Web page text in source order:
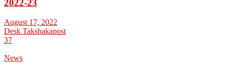
2022-23
August 17, 2022
Desk Takshakapost
37
News